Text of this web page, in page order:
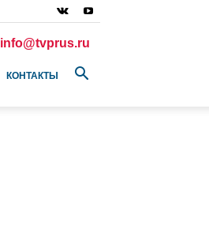
info@tvprus.ru
КОНТАКТЫ